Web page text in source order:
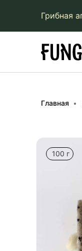
Грибная
Главная
100 г